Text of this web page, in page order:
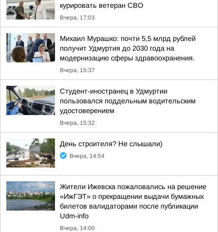
курировать ветеран СВО
Вчера, 17:03
Михаил Мурашко: почти 5,5 млрд рублей
получит Удмуртия до 2030 года на
модернизацию сферы здравоохранения.
Вчера, 15:37
Студент-иностранец в Удмуртии
пользовался поддельным водительским
удостоверением
Вчера, 15:32
День строителя? Не слышали)
Вчера, 14:54
Жители Ижевска пожаловались на решение
«ИжГЭТ» о прекращении выдачи бумажных
билетов валидаторами после публикации
Udm-info
Вчера, 14:00